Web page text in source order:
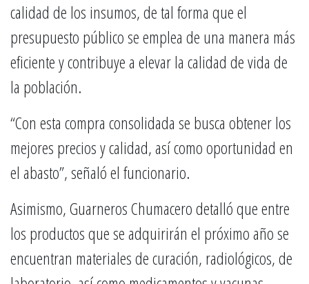
calidad de los insumos, de tal forma que el
presupuesto público se emplea de una manera más
eficiente y contribuye a elevar la calidad de vida de
la población.
“Con esta compra consolidada se busca obtener los
mejores precios y calidad, así como oportunidad en
el abasto”, señaló el funcionario.
Asimismo, Guarneros Chumacero detalló que entre
los productos que se adquirirán el próximo año se
encuentran materiales de curación, radiológicos, de